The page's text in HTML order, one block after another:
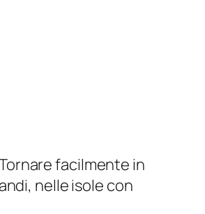
facilmente in
nelle isole con